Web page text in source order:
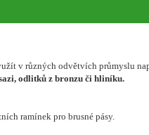
v různých odvětvích průmyslu
odlitků z bronzu či hliníku.
ramínek pro brusné pásy.